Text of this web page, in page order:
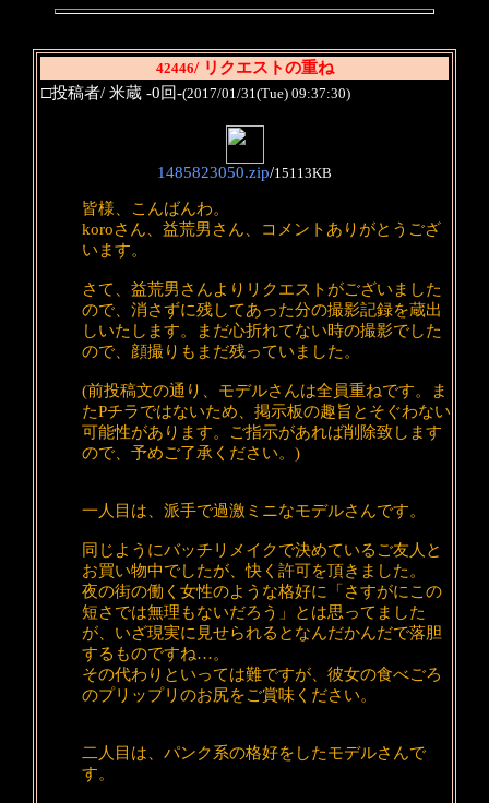
42446/ リクエストの重ね
□投稿者/ 米蔵 -0回-(2017/01/31(Tue) 09:37:30)
1485823050.zip/15113KB
皆様、こんばんわ。
koroさん、益荒男さん、コメントありがとうござ
います。
さて、益荒男さんよりリクエストがございました
ので、消さずに残してあった分の撮影記録を蔵出
しいたします。まだ心折れてない時の撮影でした
ので、顔撮りもまだ残っていました。
(前投稿文の通り、モデルさんは全員重ねです。ま
たPチラではないため、掲示板の趣旨とそぐわない
可能性があります。ご指示があれば削除致します
ので、予めご了承ください。)
一人目は、派手で過激ミニなモデルさんです。
同じようにバッチリメイクで決めているご友人と
お買い物中でしたが、快く許可を頂きました。
夜の街の働く女性のような格好に「さすがにこの
短さでは無理もないだろう」とは思ってました
が、いざ現実に見せられるとなんだかんだで落胆
するものですね…。
その代わりといっては難ですが、彼女の食べごろ
のプリップリのお尻をご賞味ください。
二人目は、パンク系の格好をしたモデルさんで
す。